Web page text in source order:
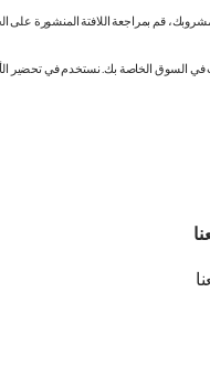
قم بمراجعة اللافتة المنشورة على
في السوق الخاصة بك. نستخدم في